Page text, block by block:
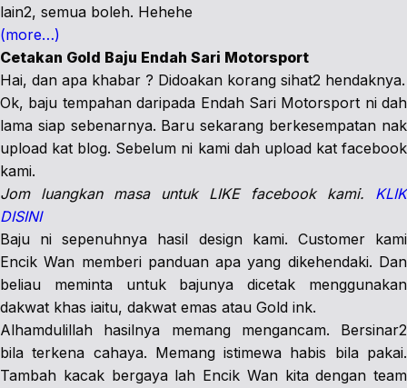
lain2, semua boleh. Hehehe
(more…)
Cetakan Gold Baju Endah Sari Motorsport
Hai, dan apa khabar ? Didoakan korang sihat2 hendaknya.
Ok, baju tempahan daripada Endah Sari Motorsport ni dah
lama siap sebenarnya. Baru sekarang berkesempatan nak
upload kat blog. Sebelum ni kami dah upload kat facebook
kami.
Jom luangkan masa untuk LIKE facebook kami. KLIK
DISINI
Baju ni sepenuhnya hasil design kami. Customer kami
Encik Wan memberi panduan apa yang dikehendaki. Dan
beliau meminta untuk bajunya dicetak menggunakan
dakwat khas iaitu, dakwat emas atau Gold ink.
Alhamdulillah hasilnya memang mengancam. Bersinar2
bila terkena cahaya. Memang istimewa habis bila pakai.
Tambah kacak bergaya lah Encik Wan kita dengan team